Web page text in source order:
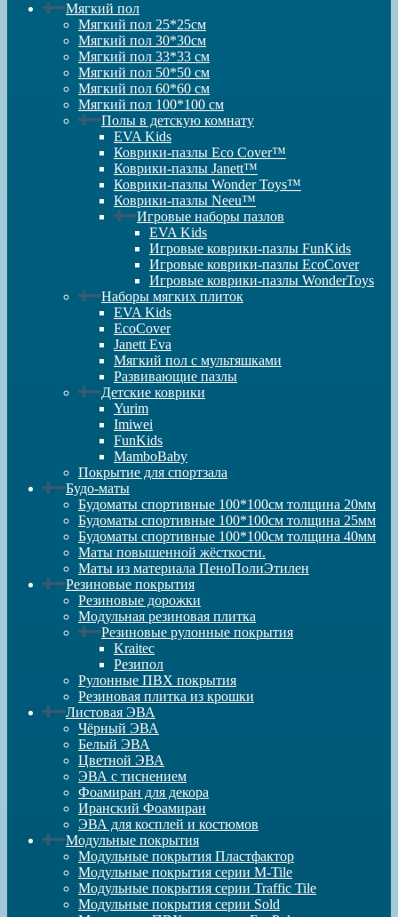
Мягкий пол
Мягкий пол 25*25см
Мягкий пол 30*30см
Мягкий пол 33*33 см
Мягкий пол 50*50 см
Мягкий пол 60*60 см
Мягкий пол 100*100 см
Полы в детскую комнату
EVA Kids
Коврики-пазлы Eco Cover™
Коврики-пазлы Janett™
Коврики-пазлы Wonder Toys™
Коврики-пазлы Neeu™
Игровые наборы пазлов
EVA Kids
Игровые коврики-пазлы FunKids
Игровые коврики-пазлы EcoCover
Игровые коврики-пазлы WonderToys
Наборы мягких плиток
EVA Kids
EcoCover
Janett Eva
Мягкий пол с мультяшками
Развивающие пазлы
Детские коврики
Yurim
Imiwei
FunKids
MamboBaby
Покрытие для спортзала
Будо-маты
Будоматы спортивные 100*100см толщина 20мм
Будоматы спортивные 100*100см толщина 25мм
Будоматы спортивные 100*100см толщина 40мм
Маты повышенной жёсткости.
Маты из материала ПеноПолиЭтилен
Резиновые покрытия
Резиновые дорожки
Модульная резиновая плитка
Резиновые рулонные покрытия
Kraitec
Резипол
Рулонные ПВХ покрытия
Резиновая плитка из крошки
Листовая ЭВА
Чёрный ЭВА
Белый ЭВА
Цветной ЭВА
ЭВА с тиснением
Фоамиран для декора
Иранский Фоамиран
ЭВА для косплей и костюмов
Модульные покрытия
Модульные покрытия Пластфактор
Модульные покрытия серии M-Tile
Модульные покрытия серии Traffic Tile
Модульные покрытия серии Sold